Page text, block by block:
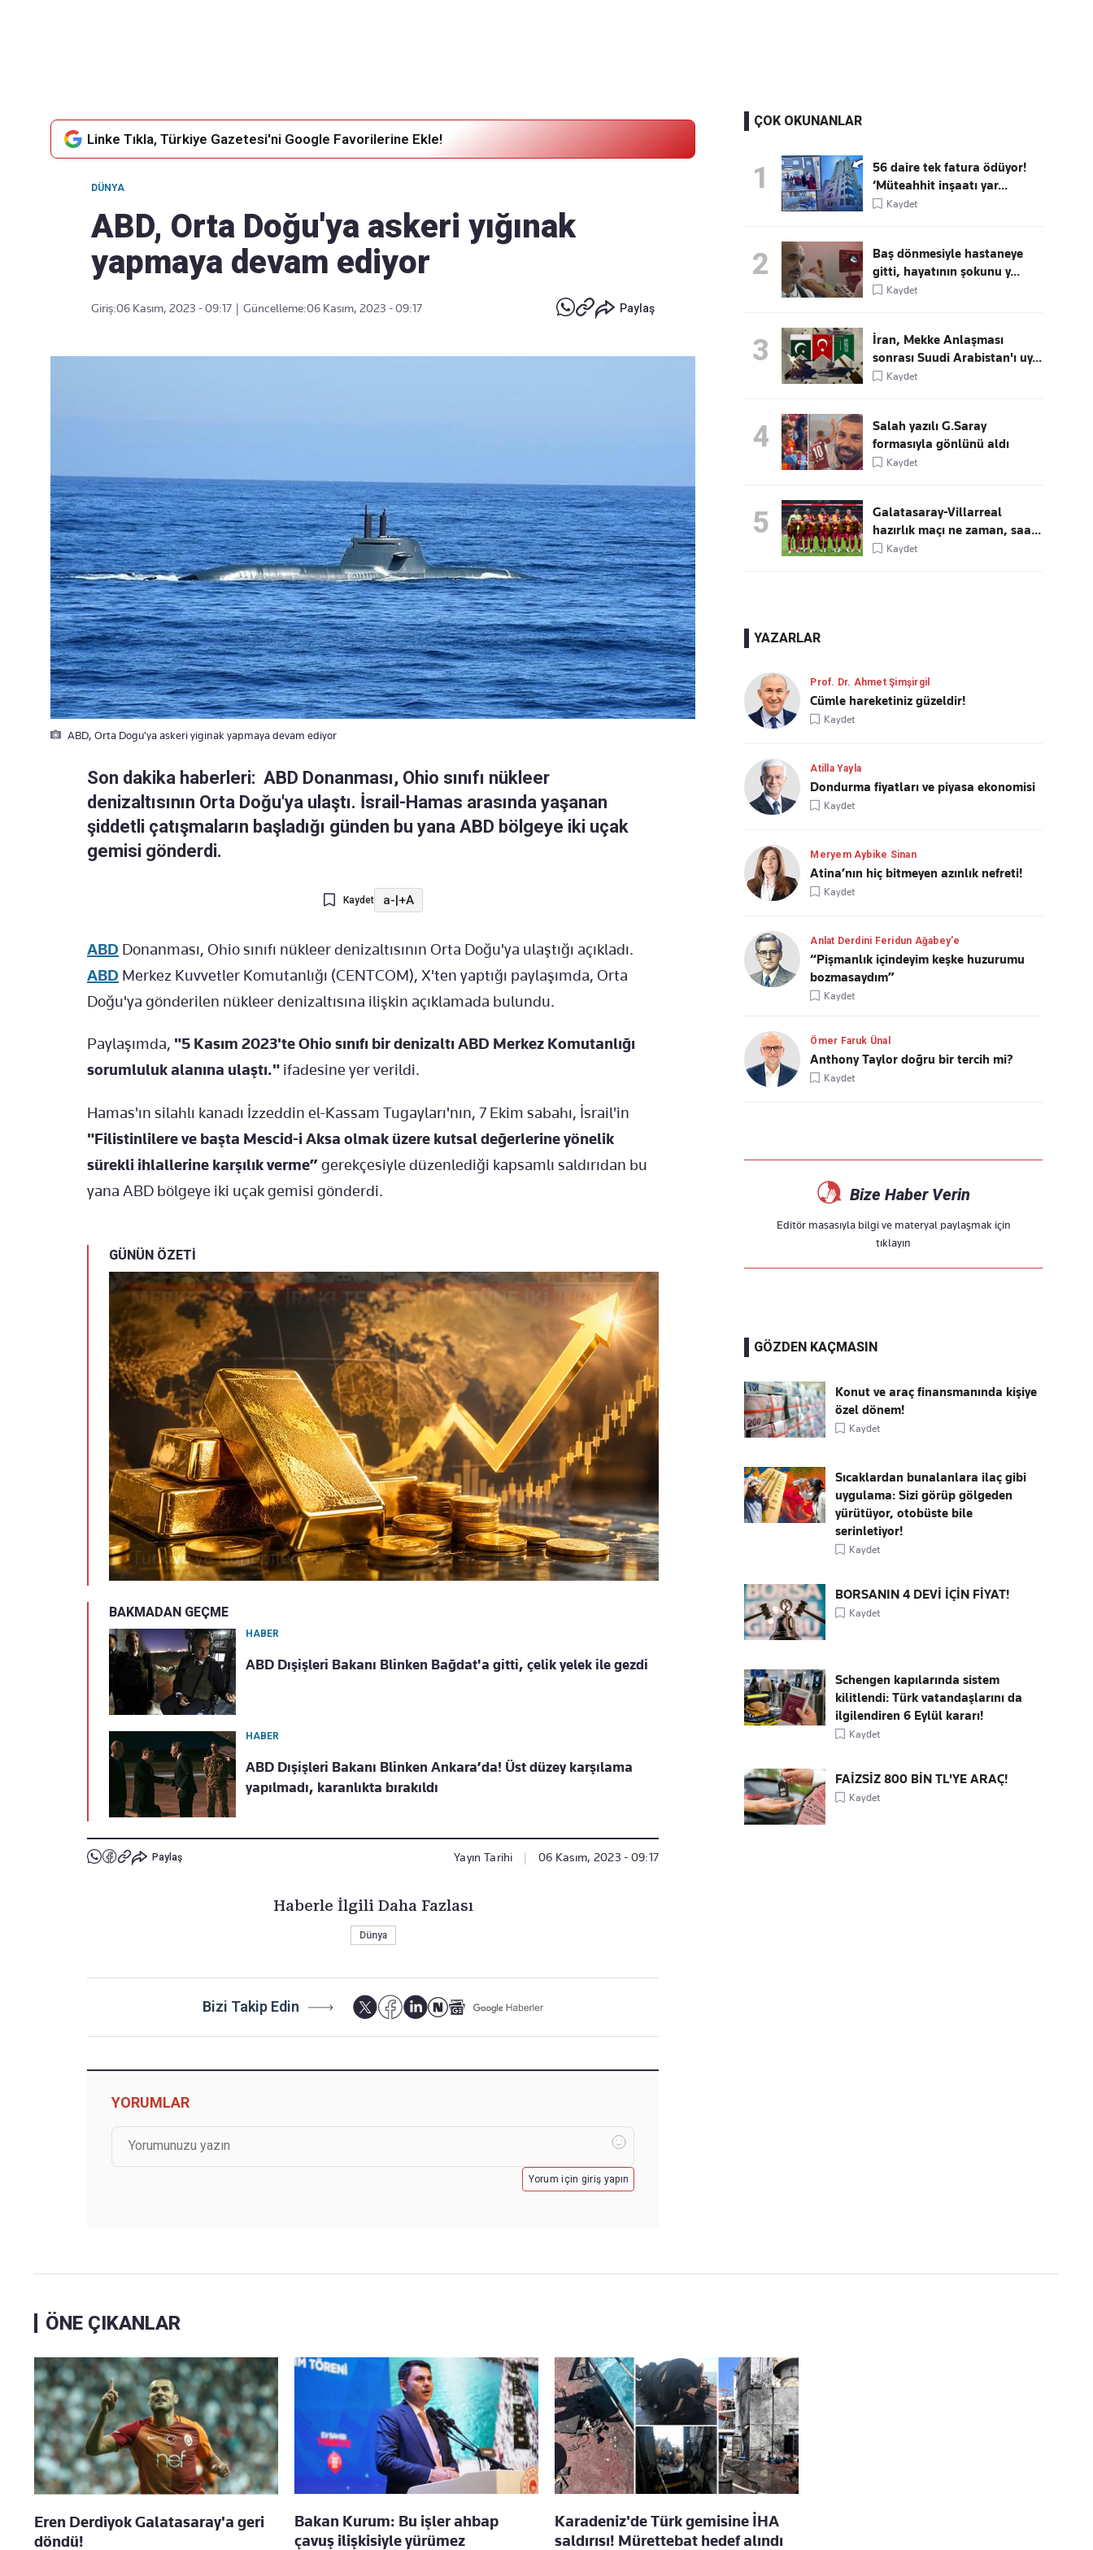
Linke Tıkla, Türkiye Gazetesi'ni Google Favorilerine Ekle!
DÜNYA
ABD, Orta Doğu'ya askeri yığınak
yapmaya devam ediyor
Giriş:06 Kasım, 2023 - 09:17 Güncelleme:06 Kasım, 2023 - 09:17 Paylaş
ABD, Orta Dogu'ya askeri yiginak yapmaya devam ediyor
Son dakika haberleri: ABD Donanması, Ohio sınıfı nükleer
denizaltısının Orta Doğu'ya ulaştı. İsrail-Hamas arasında yaşanan
şiddetli çatışmaların başladığı günden bu yana ABD bölgeye iki uçak
gemisi gönderdi.
Kaydet a-|+A
ABD Donanması, Ohio sınıfı nükleer denizaltısının Orta Doğu'ya ulaştığı açıkladı.
ABD Merkez Kuvvetler Komutanlığı (CENTCOM), X'ten yaptığı paylaşımda, Orta
Doğu'ya gönderilen nükleer denizaltısına ilişkin açıklamada bulundu.
Paylaşımda, "5 Kasım 2023'te Ohio sınıfı bir denizaltı ABD Merkez Komutanlığı
sorumluluk alanına ulaştı." ifadesine yer verildi.
Hamas'ın silahlı kanadı İzzeddin el-Kassam Tugayları'nın, 7 Ekim sabahı, İsrail'in
"Filistinlilere ve başta Mescid-i Aksa olmak üzere kutsal değerlerine yönelik
sürekli ihlallerine karşılık verme”gerekçesiyle düzenlediği kapsamlı saldırıdan bu
yana ABD bölgeye iki uçak gemisi gönderdi.
GÜNÜN ÖZETİ
BAKMADAN GEÇME
HABER
ABD Dışişleri Bakanı Blinken Bağdat'a gitti, çelik yelek ile gezdi
HABER
ABD Dışişleri Bakanı Blinken Ankara’da! Üst düzey karşılama
yapılmadı, karanlıkta bırakıldı
Paylaş Yayın Tarihi 06 Kasım, 2023 - 09:17
Haberle İlgili Daha Fazlası
Dünya
Bizi Takip Edin
YORUMLAR
Yorum için giriş yapın
ÇOK OKUNANLAR
1
56 daire tek fatura ödüyor!
‘Müteahhit inşaatı yar...
Kaydet
2
Baş dönmesiyle hastaneye
gitti, hayatının şokunu y...
Kaydet
3
İran, Mekke Anlaşması
sonrası Suudi Arabistan'ı uy...
Kaydet
4
Salah yazılı G.Saray
formasıyla gönlünü aldı
Kaydet
5
Galatasaray-Villarreal
hazırlık maçı ne zaman, saa...
Kaydet
YAZARLAR
Prof. Dr. Ahmet Şimşirgil
Cümle hareketiniz güzeldir!
Kaydet
Atilla Yayla
Dondurma fiyatları ve piyasa ekonomisi
Kaydet
Meryem Aybike Sinan
Atina’nın hiç bitmeyen azınlık nefreti!
Kaydet
Anlat Derdini Feridun Ağabey'e
“Pişmanlık içindeyim keşke huzurumu
bozmasaydım”
Kaydet
Ömer Faruk Ünal
Anthony Taylor doğru bir tercih mi?
Kaydet
Bize Haber Verin
Editör masasıyla bilgi ve materyal paylaşmak için
tıklayın
GÖZDEN KAÇMASIN
Konut ve araç finansmanında kişiye
özel dönem!
Kaydet
Sıcaklardan bunalanlara ilaç gibi
uygulama: Sizi görüp gölgeden
yürütüyor, otobüste bile
serinletiyor!
Kaydet
BORSANIN 4 DEVİ İÇİN FİYAT!
Kaydet
Schengen kapılarında sistem
kilitlendi: Türk vatandaşlarını da
ilgilendiren 6 Eylül kararı!
Kaydet
FAİZSİZ 800 BİN TL'YE ARAÇ!
Kaydet
ÖNE ÇIKANLAR
Eren Derdiyok Galatasaray'a geri
döndü!
Bakan Kurum: Bu işler ahbap
çavuş ilişkisiyle yürümez
Karadeniz'de Türk gemisine İHA
saldırısı! Mürettebat hedef alındı